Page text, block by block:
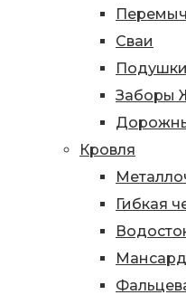
Сваи
Подушки
Заборы
Кровля
Гибкая